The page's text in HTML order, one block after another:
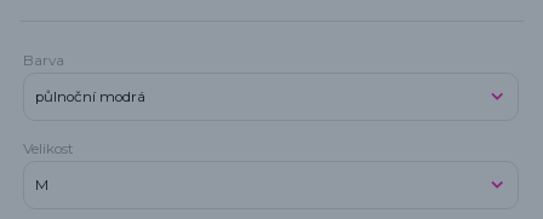
Barva
Velikost